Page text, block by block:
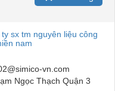
ty sx tm nguyên liệu công
nam
vn.com
Ngọc Thạch Quận 3